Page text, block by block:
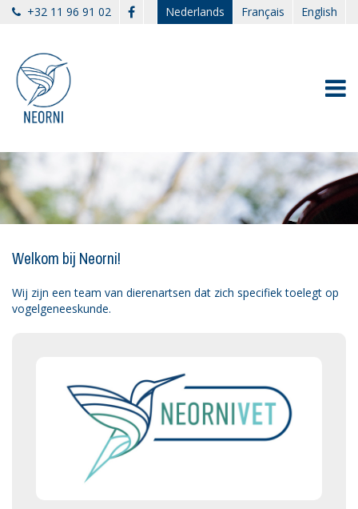
Overslaan en naar de inhoud gaan
+32 11 96 91 02 Nederlands Français English
Welkom bij Neorni!
Wij zijn een team van dierenartsen dat zich specifiek toelegt op
vogelgeneeskunde.